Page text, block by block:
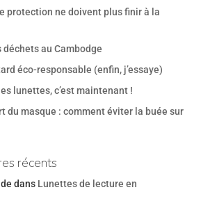
protection ne doivent plus finir à la
déchets au Cambodge
éco-responsable (enfin, j’essaye)
lunettes, c’est maintenant !
du masque : comment éviter la buée sur
récents
dans Lunettes de lecture en